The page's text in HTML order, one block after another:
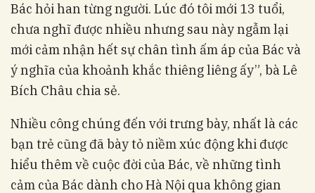
Bác hỏi han từng người. Lúc đó tôi mới 13 tuổi,
chưa nghĩ được nhiều nhưng sau này ngẫm lại
mới cảm nhận hết sự chân tình ấm áp của Bác và
ý nghĩa của khoảnh khắc thiêng liêng ấy”, bà Lê
Bích Châu chia sẻ.
Nhiều công chúng đến với trưng bày, nhất là các
bạn trẻ cũng đã bày tỏ niềm xúc động khi được
hiểu thêm về cuộc đời của Bác, về những tình
cảm của Bác dành cho Hà Nội qua không gian